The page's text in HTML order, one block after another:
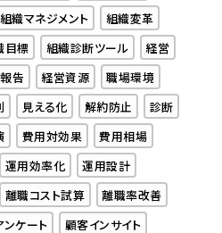
組織マネジメント
組織変革
目標 組織診断ツール
経営
告 経営資源
職場環境
見える化 解約防止
診断
費用対効果
費用相場
運用効率化
運用設計
離職コスト試算
離職率改善
ケート
顧客インサイト